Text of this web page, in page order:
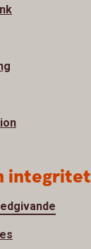
integritet